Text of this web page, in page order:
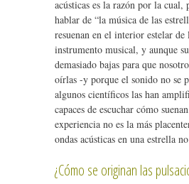
acústicas es la razón por la cual,
hablar de “la música de las
resuenan en el interior estelar
instrumento musical, y aunque
demasiado bajas para que
oírlas -y porque el sonido no se
algunos científicos las han
capaces de escuchar cómo
experiencia no es la más
ondas acústicas en una estrella
¿Cómo se originan las